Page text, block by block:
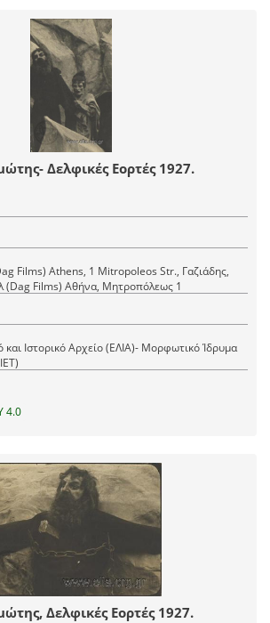
Δελφικές Εορτές 1927.
Str., Γαζιάδης,
Δημήτριος και Μιχαήλ (Dag Films) Αθήνα, Mητροπόλεως 1
και Ιστορικό Αρχείο (ΕΛΙΑ)- Μορφωτικό Ίδρυμα
4.0
Δελφικές Εορτές 1927.